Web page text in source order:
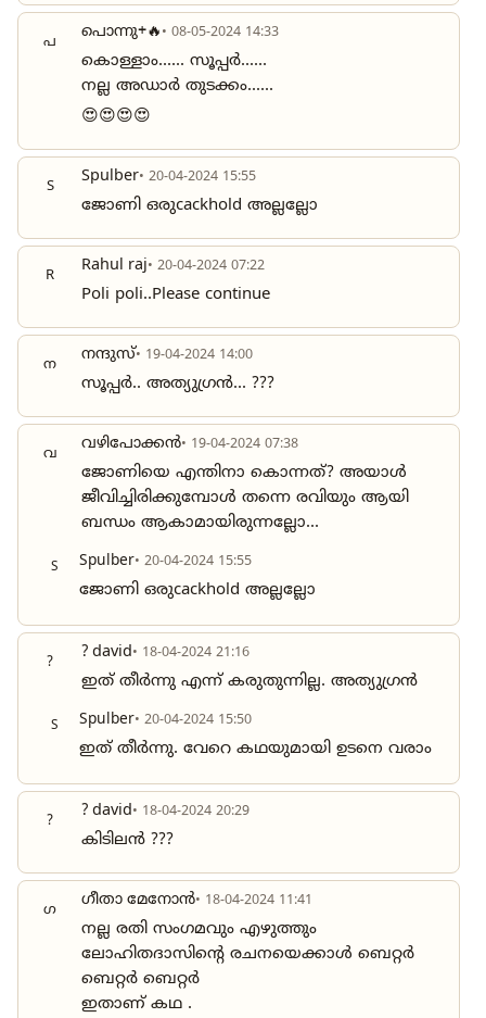
പ പൊന്നു+🔥• 08-05-2024 14:33
കൊള്ളാം...... സൂപ്പര്‍......
നല്ല അഡാർ തുടക്കം......
😍😍😍😍
S Spulber• 20-04-2024 15:55
ജോണി ഒരുcackhold അല്ലല്ലോ
R Rahul raj• 20-04-2024 07:22
Poli poli..Please continue
ന നന്ദുസ്• 19-04-2024 14:00
സൂപ്പർ.. അത്യുഗ്രൻ... ???
വ വഴിപോക്കൻ• 19-04-2024 07:38
ജോണിയെ എന്തിനാ കൊന്നത്? അയാൾ
ജീവിച്ചിരിക്കുമ്പോൾ തന്നെ രവിയും ആയി
ബന്ധം ആകാമായിരുന്നല്ലോ...
S Spulber• 20-04-2024 15:55
ജോണി ഒരുcackhold അല്ലല്ലോ
? ? david• 18-04-2024 21:16
ഇത് തീർന്നു എന്ന് കരുതുന്നില്ല. അത്യുഗ്രൻ
S Spulber• 20-04-2024 15:50
ഇത് തീർന്നു. വേറെ കഥയുമായി ഉടനെ വരാം
? ? david• 18-04-2024 20:29
കിടിലൻ ???
ഗ ഗീതാ മേനോൻ• 18-04-2024 11:41
നല്ല രതി സംഗമവും എഴുത്തും
ലോഹിതദാസിന്റെ രചനയെക്കാൾ ബെറ്റർ
ബെറ്റർ ബെറ്റർ
ഇതാണ് കഥ .